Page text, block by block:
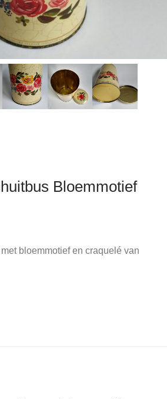
Bloemmotief
bloemmotief en craquelé van